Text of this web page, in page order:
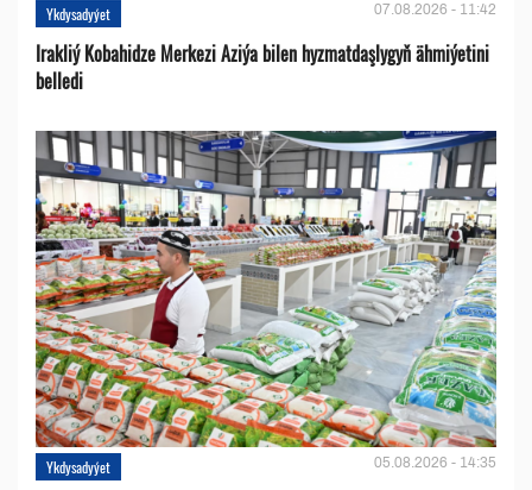
Ykdysadyýet 07.08.2026 - 11:42
Irakliý Kobahidze Merkezi Aziýa bilen hyzmatdaşlygyň ähmiýetini
belledi
Ykdysadyýet 05.08.2026 - 14:35